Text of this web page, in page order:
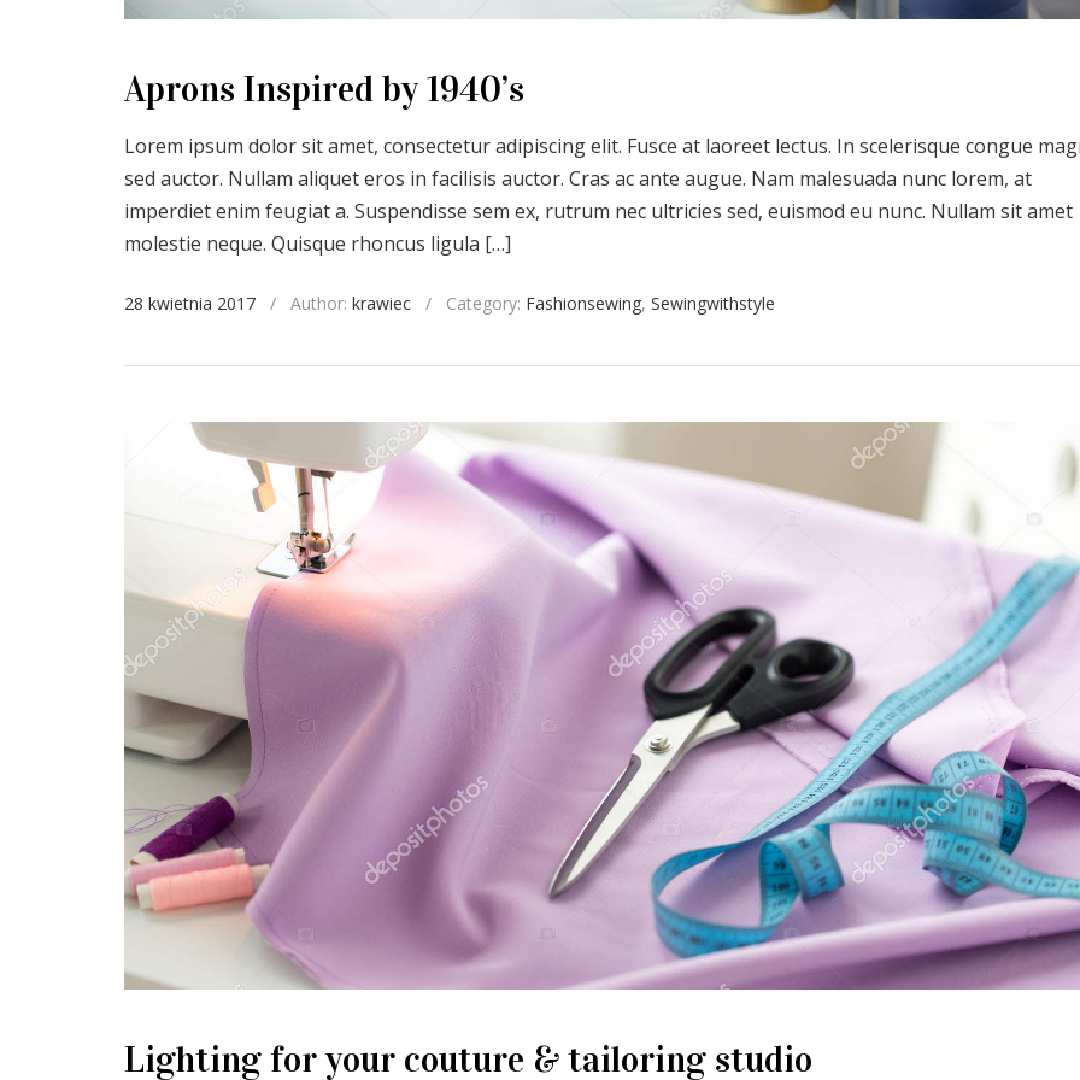
Aprons Inspired by 1940’s
Lorem ipsum dolor sit amet, consectetur adipiscing elit. Fusce at laoreet lectus. In scelerisque congue
sed auctor. Nullam aliquet eros in facilisis auctor. Cras ac ante augue. Nam malesuada nunc lorem, at
imperdiet enim feugiat a. Suspendisse sem ex, rutrum nec ultricies sed, euismod eu nunc. Nullam sit amet
molestie neque. Quisque rhoncus ligula […]
28 kwietnia 2017 / Author: krawiec / Category: Fashionsewing, Sewingwithstyle
Lighting for your couture & tailoring studio